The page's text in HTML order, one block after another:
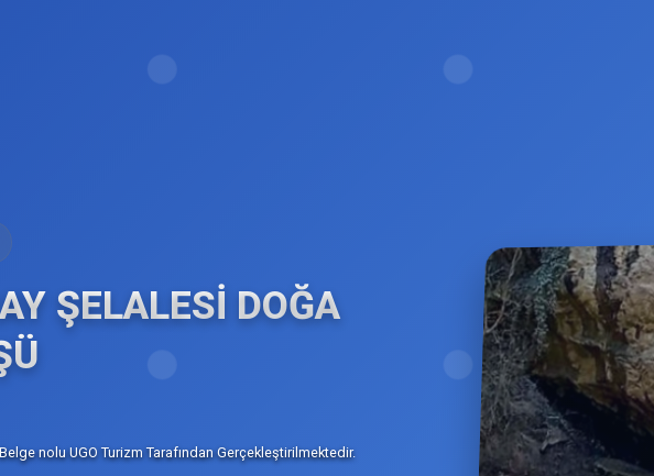
ŞELALESİ DOĞA
nolu UGO Turizm Tarafından Gerçekleştirilmektedir.